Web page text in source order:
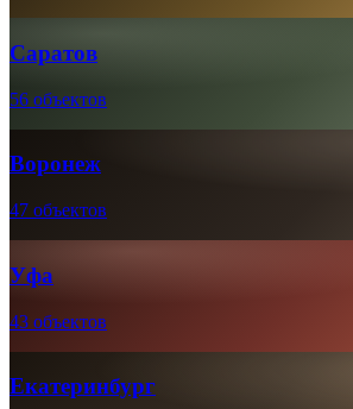
Саратов
56 объектов
Воронеж
47 объектов
Уфа
43 объектов
Екатеринбург